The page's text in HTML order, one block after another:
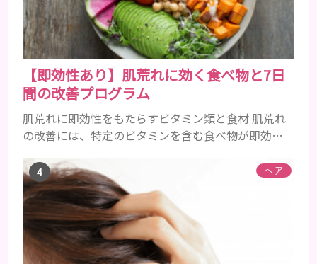
分が豊富に含まれて...
【即効性あり】肌荒れに効く食べ物と7日
間の改善プログラム
肌荒れに即効性をもたらすビタミン類と食材 肌荒れ
の改善には、特定のビタミンを含む食べ物が即効性
を高め、荒れた肌を内側から修復する栄養素です。
ビタミンA：レバー、人参、ほうれん草など レバー、
人参、ほうれん草などに含まれるビタミンAは、肌の
ターンオーバーを正常化し、肌荒れを素早く修復し
ます。特にレバーは吸収率の高いレチノールを含み、
即効性が期待でき...
ヘア